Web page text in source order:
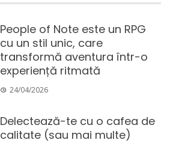
People of Note este un RPG
cu un stil unic, care
transformă aventura într-o
experiență ritmată
24/04/2026
Delectează-te cu o cafea de
calitate (sau mai multe)